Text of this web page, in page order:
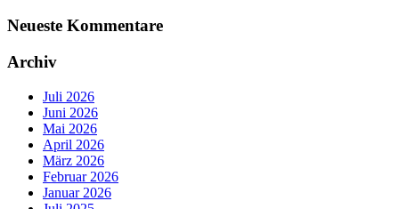
Neueste Kommentare
Archiv
Juli 2026
Juni 2026
Mai 2026
April 2026
März 2026
Februar 2026
Januar 2026